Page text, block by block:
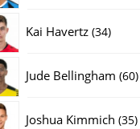
Kai Havertz 3434
Jude Bellingham 6060
Joshua Kimmich 3535